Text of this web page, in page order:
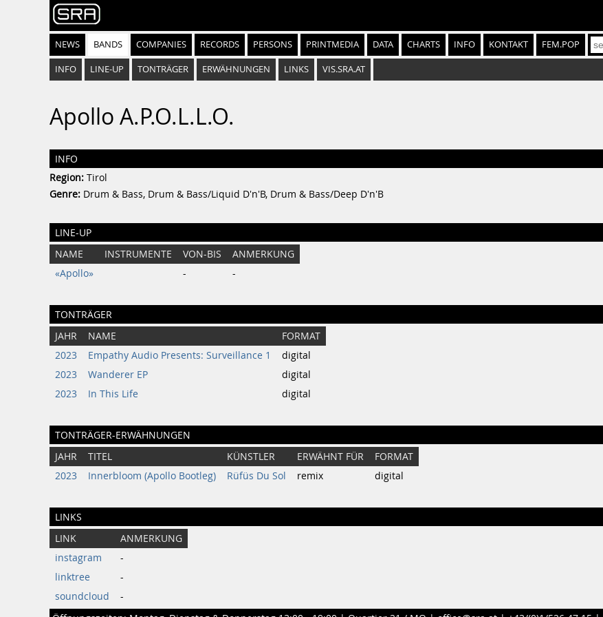
NEWS BANDS COMPANIES RECORDS PERSONS PRINTMEDIA DATA CHARTS INFO KONTAKT FEM.POP
INFO LINE-UP TONTRÄGER ERWÄHNUNGEN LINKS VIS.SRA.AT
Apollo A.P.O.L.L.O.
INFO
Region: Tirol
Genre: Drum & Bass, Drum & Bass/Liquid D'n'B, Drum & Bass/Deep D'n'B
LINE-UP
NAME INSTRUMENTE VON-BIS
ANMERKUNG
«Apollo»
- -
TONTRÄGER
JAHR NAME
FORMAT
2023
Empathy Audio Presents: Surveillance 1
digital
2023
Wanderer EP
digital
2023
In This Life digital
TONTRÄGER-ERWÄHNUNGEN
JAHR TITEL KÜNSTLER ERWÄHNT FÜR
FORMAT
2023
Innerbloom (Apollo Bootleg) Rüfüs Du Sol remix digital
LINKS
LINK
ANMERKUNG
instagram
-
linktree
-
soundcloud
-